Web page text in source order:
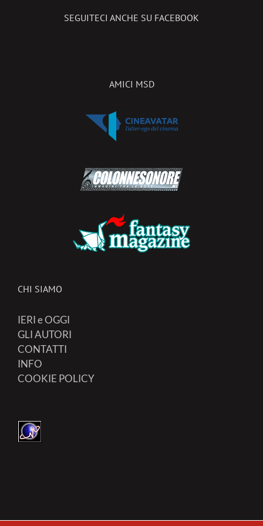
SEGUITECI ANCHE SU FACEBOOK
AMICI MSD
CHI SIAMO
IERI e OGGI
GLI AUTORI
CONTATTI
INFO
COOKIE POLICY